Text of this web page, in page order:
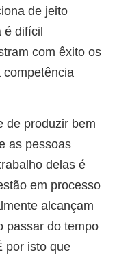
de jeito
é difícil
com êxito os
de produzir bem
as pessoas
delas é
em processo
alcançam
passar do tempo
por isto que